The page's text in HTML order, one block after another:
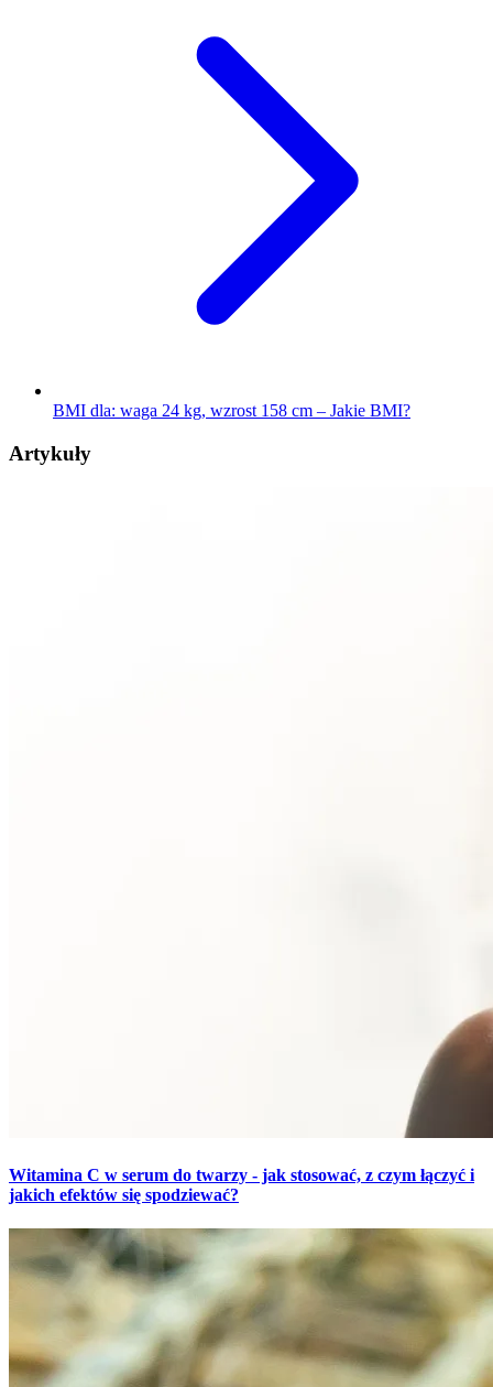
BMI dla: waga 24 kg, wzrost 158 cm – Jakie BMI?
Artykuły
Witamina C w serum do twarzy - jak stosować, z czym łączyć i
jakich efektów się spodziewać?